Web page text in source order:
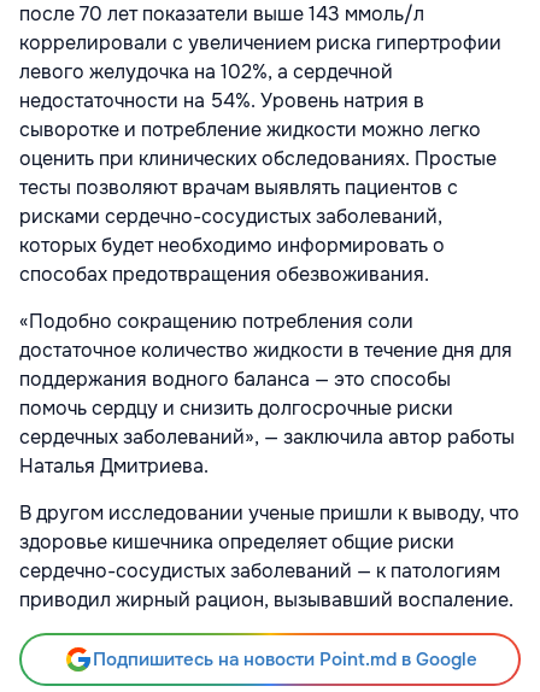
после 70 лет показатели выше 143 ммоль/л
коррелировали с увеличением риска гипертрофии
левого желудочка на 102%, а сердечной
недостаточности на 54%. Уровень натрия в
сыворотке и потребление жидкости можно легко
оценить при клинических обследованиях. Простые
тесты позволяют врачам выявлять пациентов с
рисками сердечно-сосудистых заболеваний,
которых будет необходимо информировать о
способах предотвращения обезвоживания.
«Подобно сокращению потребления соли
достаточное количество жидкости в течение дня для
поддержания водного баланса — это способы
помочь сердцу и снизить долгосрочные риски
сердечных заболеваний», — заключила автор работы
Наталья Дмитриева.
В другом исследовании ученые пришли к выводу, что
здоровье кишечника определяет общие риски
сердечно-сосудистых заболеваний — к патологиям
приводил жирный рацион, вызывавший воспаление.
Подпишитесь на новости Point.md в Google